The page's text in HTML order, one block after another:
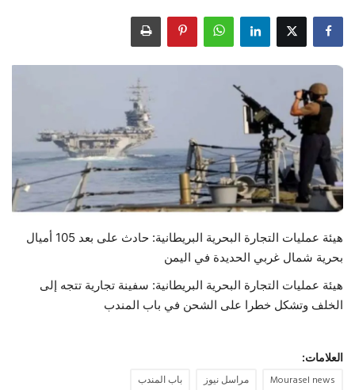
اقتصاد
علوم وتكنولوجيا
رياضة
فيديو
حياة
هيئة عمليات التجارة البحرية البريطانية: حادث على بعد 105 أميال
بحرية شمال غربي الحديدة في اليمن
هيئة عمليات التجارة البحرية البريطانية: سفينة تجارية تتجه إلى
الخلف وتشكل خطرا على الشحن في باب المندب
العلامات:
Mourasel news مراسل نيوز
باب المندب